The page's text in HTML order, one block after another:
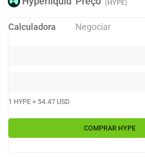
(HYPE)
Calculadora Negociar
1 HYPE≈ 54.47 USD
COMPRAR HYPE